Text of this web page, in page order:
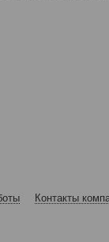
Контакты